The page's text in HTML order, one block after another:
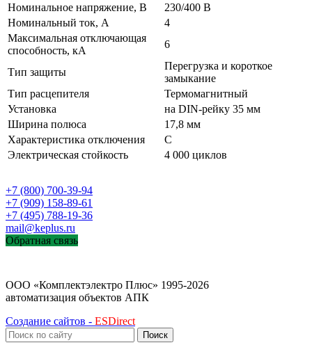
Номинальное напряжение, В
230/400 В
Номинальный ток, А
4
Максимальная отключающая
способность, кА
6
Тип защиты
Перегрузка и короткое
замыкание
Тип расцепителя
Термомагнитный
Установка
на DIN-рейку 35 мм
Ширина полюса
17,8 мм
Характеристика отключения
C
Электрическая стойкость
4 000 циклов
+7 (800) 700-39-94
+7 (909) 158-89-61
+7 (495) 788-19-36
mail@keplus.ru
Обратная связь
ООО «Комплектэлектро Плюс» 1995-2026
автоматизация объектов АПК
Создание сайтов - ESDirect
Поиск